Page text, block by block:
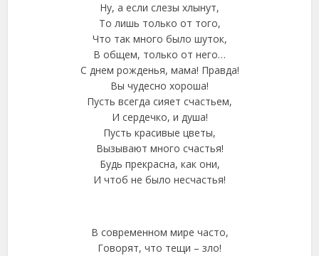
Ну, а если слезы хлынут,
То лишь только от того,
Что так много было шуток,
В общем, только от него…
С днем рожденья, мама! Правда!
Вы чудесно хороша!
Пусть всегда сияет счастьем,
И сердечко, и душа!
Пусть красивые цветы,
Вызывают много счастья!
Будь прекрасна, как они,
И чтоб не было несчастья!
В современном мире часто,
Говорят, что тещи – зло!